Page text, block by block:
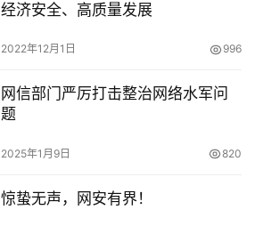
经济安全、高质量发展
2022年12月1日 996
网信部门严厉打击整治网络水军问
题
2025年1月9日 820
惊蛰无声，网安有界！